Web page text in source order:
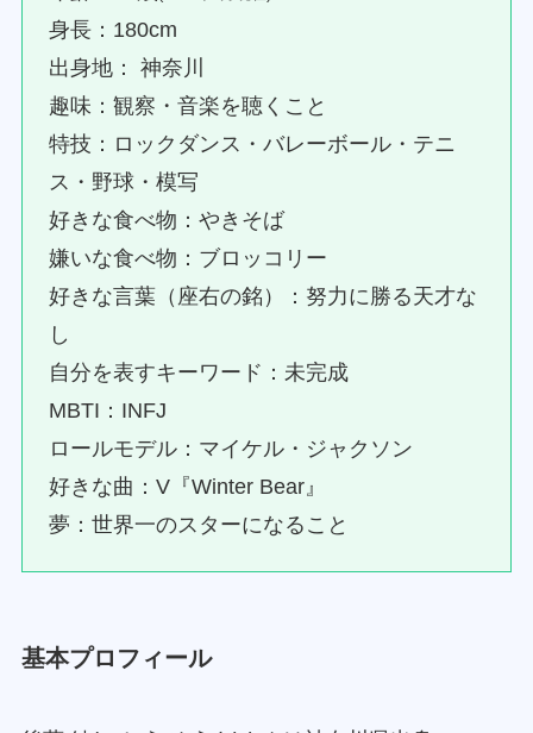
身長：180cm
出身地： 神奈川
趣味：観察・音楽を聴くこと
特技：ロックダンス・バレーボール・テニ
ス・野球・模写
好きな食べ物：やきそば
嫌いな食べ物：ブロッコリー
好きな言葉（座右の銘）：努力に勝る天才な
し
自分を表すキーワード：未完成
MBTI：INFJ
ロールモデル：マイケル・ジャクソン
好きな曲：V『Winter Bear』
夢：世界一のスターになること
基本プロフィール